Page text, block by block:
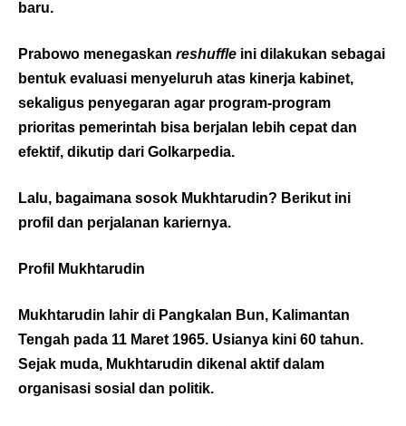
baru.
Prabowo menegaskan reshuffle ini dilakukan sebagai
bentuk evaluasi menyeluruh atas kinerja kabinet,
sekaligus penyegaran agar program-program
prioritas pemerintah bisa berjalan lebih cepat dan
efektif, dikutip dari Golkarpedia.
Lalu, bagaimana sosok Mukhtarudin? Berikut ini
profil dan perjalanan kariernya.
Profil Mukhtarudin
Mukhtarudin lahir di Pangkalan Bun, Kalimantan
Tengah pada 11 Maret 1965. Usianya kini 60 tahun.
Sejak muda, Mukhtarudin dikenal aktif dalam
organisasi sosial dan politik.